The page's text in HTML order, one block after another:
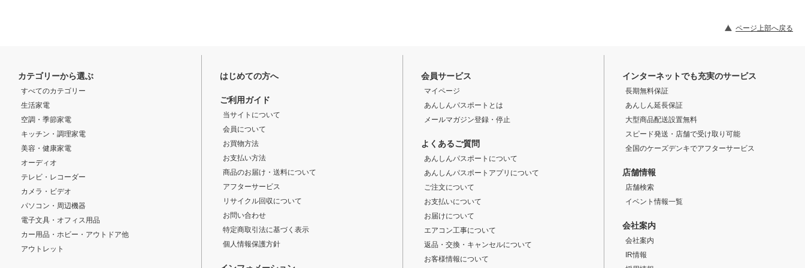
ページ上部へ戻る
カテゴリーから選ぶ
すべてのカテゴリー
生活家電
空調・季節家電
キッチン・調理家電
美容・健康家電
オーディオ
テレビ・レコーダー
カメラ・ビデオ
パソコン・周辺機器
電子文具・オフィス用品
カー用品・ホビー・アウトドア他
アウトレット
はじめての方へ
ご利用ガイド
当サイトについて
会員について
お買物方法
お支払い方法
商品のお届け・送料について
アフターサービス
リサイクル回収について
お問い合わせ
特定商取引法に基づく表示
個人情報保護方針
会員サービス
マイページ
あんしんパスポートとは
メールマガジン登録・停止
よくあるご質問
あんしんパスポートについて
あんしんパスポートアプリについて
ご注文について
お支払いについて
お届けについて
エアコン工事について
返品・交換・キャンセルについて
お客様情報について
インターネットでも充実のサービス
長期無料保証
あんしん延長保証
大型商品配送設置無料
スピード発送・店舗で受け取り可能
全国のケーズデンキでアフターサービス
店舗情報
店舗検索
イベント情報一覧
会社案内
会社案内
IR情報